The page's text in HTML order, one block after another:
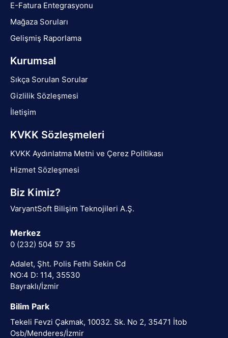
E-Fatura Entegrasyonu
Mağaza Soruları
Gelişmiş Raporlama
Kurumsal
Sıkça Sorulan Sorular
Gizlilik Sözleşmesi
İletişim
KVKK Sözleşmeleri
KVKK Aydınlatma Metni ve Çerez Politikası
Hizmet Sözleşmesi
Biz Kimiz?
VaryantSoft Bilişim Teknojileri A.Ş.
Merkez
0 (232) 504 57 35
Adalet, Şht. Polis Fethi Sekin Cd
NO:4 D: 114, 35530
Bayraklı/İzmir
Bilim Park
Tekeli Fevzi Çakmak, 10032. Sk. No 2, 35471 İtob
Osb/Menderes/İzmir